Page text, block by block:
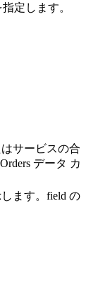
指定します。
サービスの合
データ カ
ます。field の